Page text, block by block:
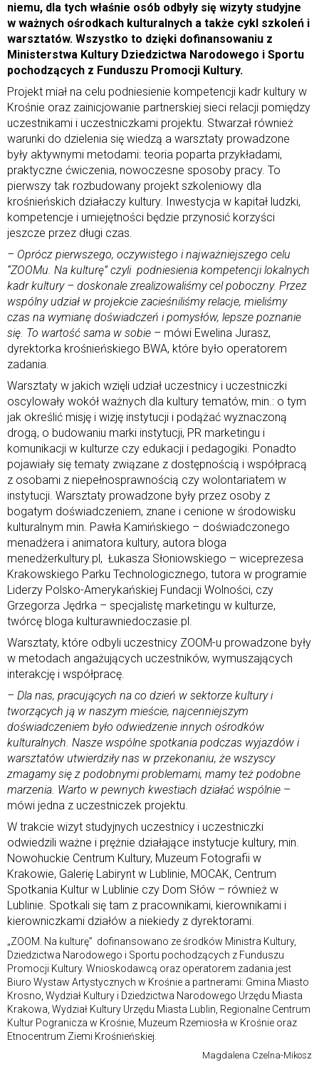
niemu, dla tych właśnie osób odbyły się wizyty studyjne
w ważnych ośrodkach kulturalnych a także cykl szkoleń i
warsztatów. Wszystko to dzięki dofinansowaniu z
Ministerstwa Kultury Dziedzictwa Narodowego i Sportu
pochodzących z Funduszu Promocji Kultury.
Projekt miał na celu podniesienie kompetencji kadr kultury w
Krośnie oraz zainicjowanie partnerskiej sieci relacji pomiędzy
uczestnikami i uczestniczkami projektu. Stwarzał również
warunki do dzielenia się wiedzą a warsztaty prowadzone
były aktywnymi metodami: teoria poparta przykładami,
praktyczne ćwiczenia, nowoczesne sposoby pracy. To
pierwszy tak rozbudowany projekt szkoleniowy dla
krośnieńskich działaczy kultury. Inwestycja w kapitał ludzki,
kompetencje i umiejętności będzie przynosić korzyści
jeszcze przez długi czas.
– Oprócz pierwszego, oczywistego i najważniejszego celu
“ZOOMu. Na kulturę” czyli podniesienia kompetencji lokalnych
kadr kultury – doskonale zrealizowaliśmy cel poboczny. Przez
wspólny udział w projekcie zacieśniliśmy relacje, mieliśmy
czas na wymianę doświadczeń i pomysłów, lepsze poznanie
się. To wartość sama w sobie – mówi Ewelina Jurasz,
dyrektorka krośnieńskiego BWA, które było operatorem
zadania.
Warsztaty w jakich wzięli udział uczestnicy i uczestniczki
oscylowały wokół ważnych dla kultury tematów, min.: o tym
jak określić misję i wizję instytucji i podążać wyznaczoną
drogą, o budowaniu marki instytucji, PR marketingu i
komunikacji w kulturze czy edukacji i pedagogiki. Ponadto
pojawiały się tematy związane z dostępnością i współpracą
z osobami z niepełnosprawnością czy wolontariatem w
instytucji. Warsztaty prowadzone były przez osoby z
bogatym doświadczeniem, znane i cenione w środowisku
kulturalnym min. Pawła Kamińskiego – doświadczonego
menadżera i animatora kultury, autora bloga
menedżerkultury.pl, Łukasza Słoniowskiego – wiceprezesa
Krakowskiego Parku Technologicznego, tutora w programie
Liderzy Polsko-Amerykańskiej Fundacji Wolności, czy
Grzegorza Jędrka – specjalistę marketingu w kulturze,
twórcę bloga kulturawniedoczasie.pl.
Warsztaty, które odbyli uczestnicy ZOOM-u prowadzone były
w metodach angażujących uczestników, wymuszających
interakcję i współpracę.
– Dla nas, pracujących na co dzień w sektorze kultury i
tworzących ją w naszym mieście, najcenniejszym
doświadczeniem było odwiedzenie innych ośrodków
kulturalnych. Nasze wspólne spotkania podczas wyjazdów i
warsztatów utwierdziły nas w przekonaniu, że wszyscy
zmagamy się z podobnymi problemami, mamy też podobne
marzenia. Warto w pewnych kwestiach działać wspólnie –
mówi jedna z uczestniczek projektu.
W trakcie wizyt studyjnych uczestnicy i uczestniczki
odwiedzili ważne i prężnie działające instytucje kultury, min.
Nowohuckie Centrum Kultury, Muzeum Fotografii w
Krakowie, Galerię Labirynt w Lublinie, MOCAK, Centrum
Spotkania Kultur w Lublinie czy Dom Słów – również w
Lublinie. Spotkali się tam z pracownikami, kierownikami i
kierowniczkami działów a niekiedy z dyrektorami.
„ZOOM. Na kulturę” dofinansowano ze środków Ministra Kultury,
Dziedzictwa Narodowego i Sportu pochodzących z Funduszu
Promocji Kultury. Wnioskodawcą oraz operatorem zadania jest
Biuro Wystaw Artystycznych w Krośnie a partnerami: Gmina Miasto
Krosno, Wydział Kultury i Dziedzictwa Narodowego Urzędu Miasta
Krakowa, Wydział Kultury Urzędu Miasta Lublin, Regionalne Centrum
Kultur Pogranicza w Krośnie, Muzeum Rzemiosła w Krośnie oraz
Etnocentrum Ziemi Krośnieńskiej.
Magdalena Czelna-Mikosz